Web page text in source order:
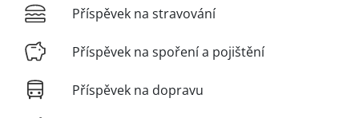
Příspěvek na stravování
Příspěvek na spoření a pojištění
Příspěvek na dopravu